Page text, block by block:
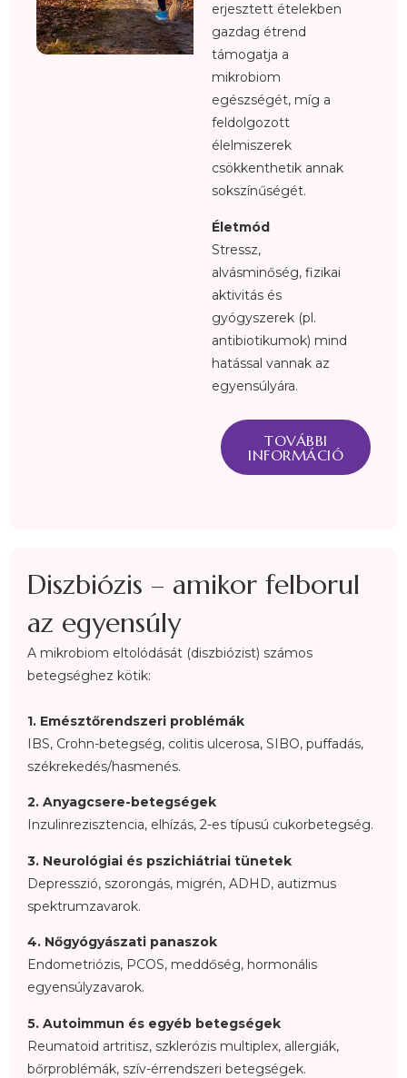
erjesztett ételekben
gazdag étrend
támogatja a
mikrobiom
egészségét, míg a
feldolgozott
élelmiszerek
csökkenthetik annak
sokszínűségét.
Életmód
Stressz,
alvásminőség, fizikai
aktivitás és
gyógyszerek (pl.
antibiotikumok) mind
hatással vannak az
egyensúlyára.
TOVÁBBI
INFORMÁCIÓ
Diszbiózis – amikor felborul
az egyensúly
A mikrobiom eltolódását (diszbiózist) számos
betegséghez kötik:
1. Emésztőrendszeri problémák
IBS, Crohn-betegség, colitis ulcerosa, SIBO, puffadás,
székrekedés/hasmenés.
2. Anyagcsere-betegségek
Inzulinrezisztencia, elhízás, 2-es típusú cukorbetegség.
3. Neurológiai és pszichiátriai tünetek
Depresszió, szorongás, migrén, ADHD, autizmus
spektrumzavarok.
4. Nőgyógyászati panaszok
Endometriózis, PCOS, meddőség, hormonális
egyensúlyzavarok.
5. Autoimmun és egyéb betegségek
Reumatoid artritisz, szklerózis multiplex, allergiák,
bőrproblémák, szív-érrendszeri betegségek.